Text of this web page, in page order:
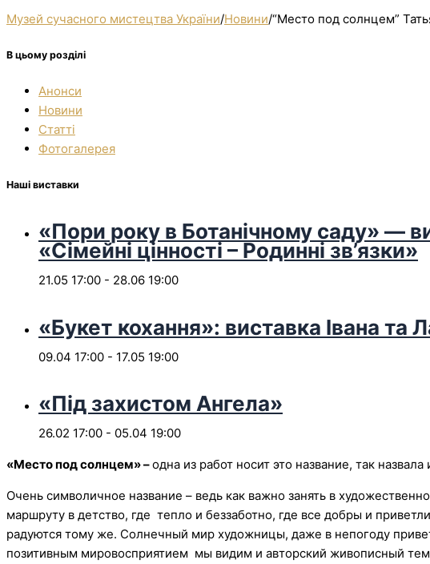
Музей сучасного мистецтва України/Новини/“Место под солнцем”
В цьому розділі
Анонси
Новини
Статті
Фотогалерея
Наші виставки
«Пори року в Ботанічному саду» —
«Сімейні цінності – Родинні зв’язки»
21.05 17:00 - 28.06 19:00
«Букет кохання»: виставка Івана та
09.04 17:00 - 17.05 19:00
«Під захистом Ангела»
26.02 17:00 - 05.04 19:00
«Место под солнцем» –одна из работ носит это название, так
Очень символичное название – ведь как важно занять в
маршруту в детство, где тепло и беззаботно, где все добры и
радуются тому же. Солнечный мир художницы, даже в непогоду
позитивным мировосприятием мы видим и авторский живописный